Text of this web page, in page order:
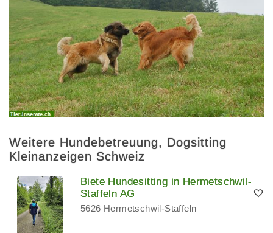
Weitere Hundebetreuung, Dogsitting
Kleinanzeigen Schweiz
Biete Hundesitting in Hermetschwil-
Staffeln AG
5626 Hermetschwil-Staffeln